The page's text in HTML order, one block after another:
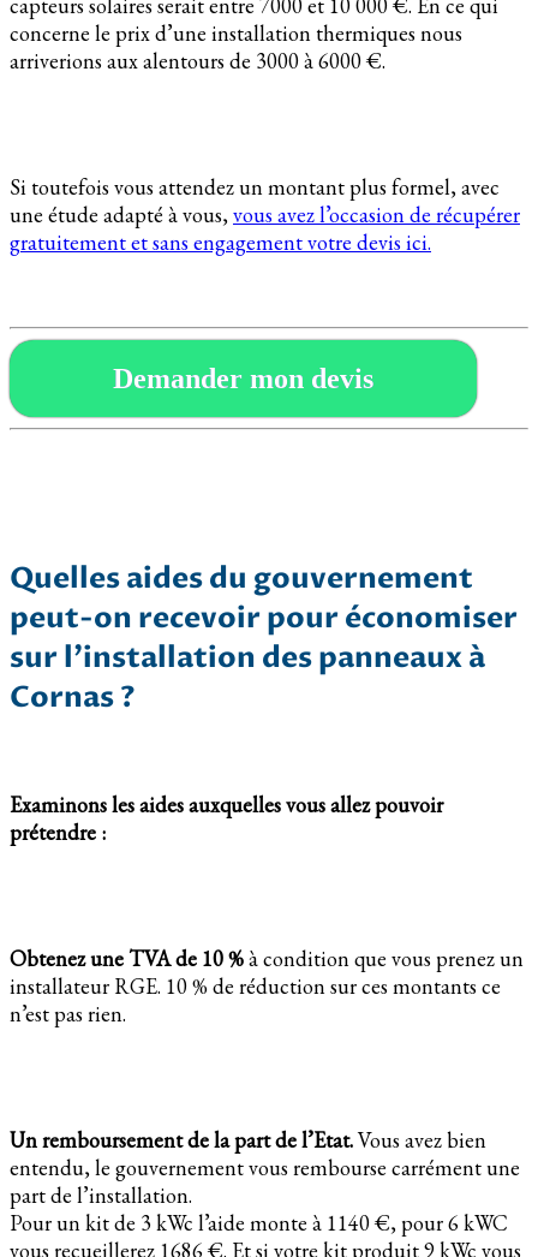
capteurs solaires serait entre 7000 et 10 000 €. En ce qui
concerne le prix d’une installation thermiques nous
arriverions aux alentours de 3000 à 6000 €.
Si toutefois vous attendez un montant plus formel, avec
une étude adapté à vous,vous avez l’occasion de récupérer
gratuitement et sans engagement votre devis ici.
Demander mon devis
Quelles aides du gouvernement
peut-on recevoir pour économiser
sur l’installation des panneaux à
Cornas ?
Examinons les aides auxquelles vous allez pouvoir
prétendre :
Obtenez une TVA de 10 %à condition que vous prenez un
installateur RGE. 10 % de réduction sur ces montants ce
n’est pas rien.
Un remboursement de la part de l’Etat.Vous avez bien
entendu, le gouvernement vous rembourse carrément une
part de l’installation.
Pour un kit de 3 kWc l’aide monte à 1140 €, pour 6 kWC
vous recueillerez 1686 €. Et si votre kit produit 9 kWc vous